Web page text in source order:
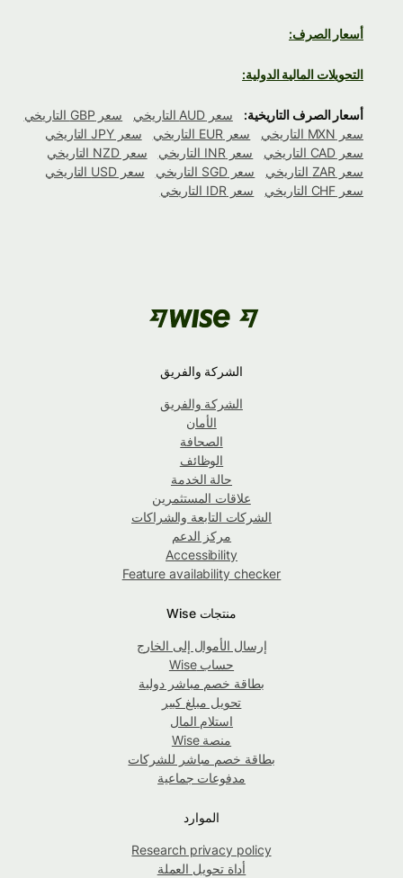
أسعار الصرف:
التحويلات المالية الدولية:
أسعار الصرف التاريخية: سعر AUD التاريخي
سعر GBP التاريخي
سعر MXN التاريخي
سعر EUR التاريخي
سعر JPY التاريخي
سعر CAD التاريخي
سعر INR التاريخي
سعر NZD التاريخي
سعر ZAR التاريخي
سعر SGD التاريخي
سعر USD التاريخي
سعر CHF التاريخي
سعر IDR التاريخي
الشركة والفريق
الشركة والفريق
الأمان
الصحافة
الوظائف
حالة الخدمة
علاقات المستثمرين
الشركات التابعة والشراكات
مركز الدعم
Accessibility
Feature availability checker
منتجات Wise
إرسال الأموال إلى الخارج
حساب Wise
بطاقة خصم مباشر دولية
تحويل مبلغ كبير
استلام المال
منصة Wise
بطاقة خصم مباشر للشركات
مدفوعات جماعية
الموارد
Research privacy policy
أداة تحويل العملة